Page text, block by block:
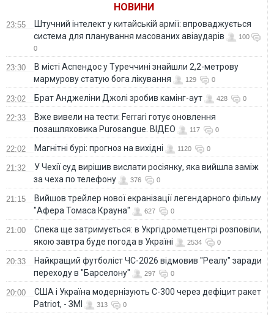
НОВИНИ
23:55
Штучний інтелект у китайській армії: впроваджується
система для планування масованих авіаударів
100
0
23:30
В місті Аспендос у Туреччині знайшли 2,2-метрову
мармурову статую бога лікування
129 0
23:02 Брат Анджеліни Джолі зробив камінг-аут 428 0
22:33
Вже вивели на тести: Ferrari готує оновлення
позашляховика Purosangue. ВІДЕО
117 0
22:02 Магнітні бурі: прогноз на вихідні 1120 0
21:32
У Чехії суд вирішив вислати росіянку, яка вийшла заміж
за чеха по телефону
376 0
21:15
Вийшов трейлер нової екранізації легендарного фільму
"Афера Томаса Крауна"
627 0
21:00
Спека ще затримується: в Укргідрометцентрі розповіли,
якою завтра буде погода в Україні
2534 0
20:33
Найкращий футболіст ЧС-2026 відмовив "Реалу" заради
переходу в "Барселону"
297 0
20:00
США і Україна модернізують С-300 через дефіцит ракет
Patriot, - ЗМІ
313 0